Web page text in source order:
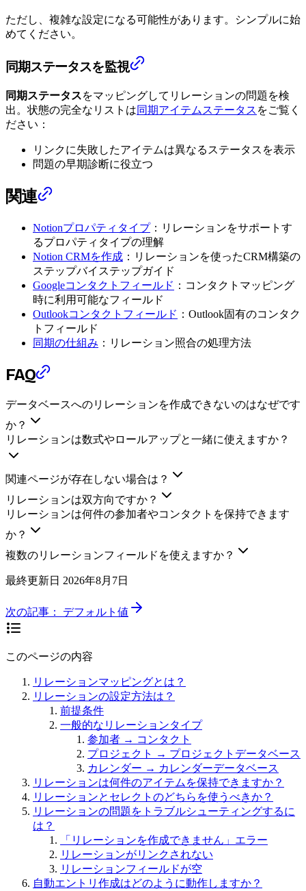
ただし、複雑な設定になる可能性があります。シンプルに始
めてください。
同期ステータスを監視
同期ステータスをマッピングしてリレーションの問題を検
出。状態の完全なリストは同期アイテムステータス をご覧く
ださい：
リンクに失敗したアイテムは異なるステータスを表示
問題の早期診断に役立つ
関連
Notionプロパティタイプ：リレーションをサポートす
るプロパティタイプの理解
Notion CRMを作成 ：リレーションを使ったCRM構築の
ステップバイステップガイド
Googleコンタクトフィールド ：コンタクトマッピング
時に利用可能なフィールド
Outlookコンタクトフィールド ：Outlook固有のコンタク
トフィールド
同期の仕組み ：リレーション照合の処理方法
FAQ
データベースへのリレーションを作成できないのはなぜです
か？
リレーションは数式やロールアップと一緒に使えますか？
関連ページが存在しない場合は？
リレーションは双方向ですか？
リレーションは何件の参加者やコンタクトを保持できます
か？
複数のリレーションフィールドを使えますか？
最終更新日 2026年8月7日
次の記事： デフォルト値
このページの内容
リレーションマッピングとは？
リレーションの設定方法は？
前提条件
一般的なリレーションタイプ
参加者 → コンタクト
プロジェクト → プロジェクトデータベース
カレンダー → カレンダーデータベース
リレーションは何件のアイテムを保持できますか？
リレーションとセレクトのどちらを使うべきか？
リレーションの問題をトラブルシューティングするに
は？
「リレーションを作成できません」エラー
リレーションがリンクされない
リレーションフィールドが空
自動エントリ作成はどのように動作しますか？